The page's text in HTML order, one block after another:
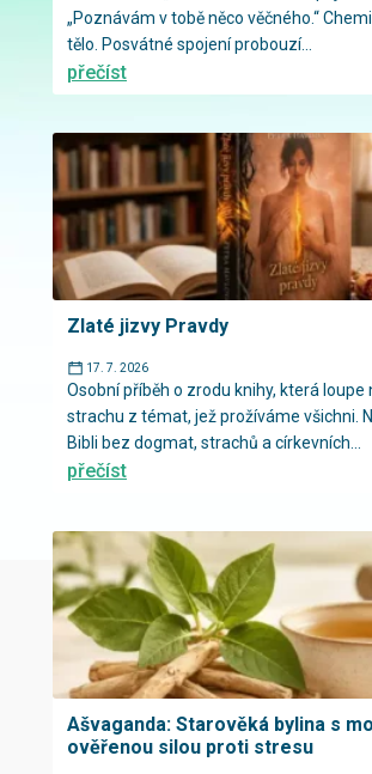
„Poznávám v tobě něco věčného.“
tělo. Posvátné spojení probouzí...
přečíst
Zlaté jizvy Pravdy
17. 7. 2026
Osobní příběh o zrodu knihy, která loupe
strachu z témat, jež prožíváme všichni.
Bibli bez dogmat, strachů a církevních...
přečíst
Ašvaganda: Starověká bylina s
ověřenou silou proti stresu